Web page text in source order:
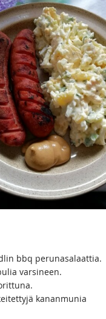
bbq perunasalaattia.
varsineen.
kananmunia